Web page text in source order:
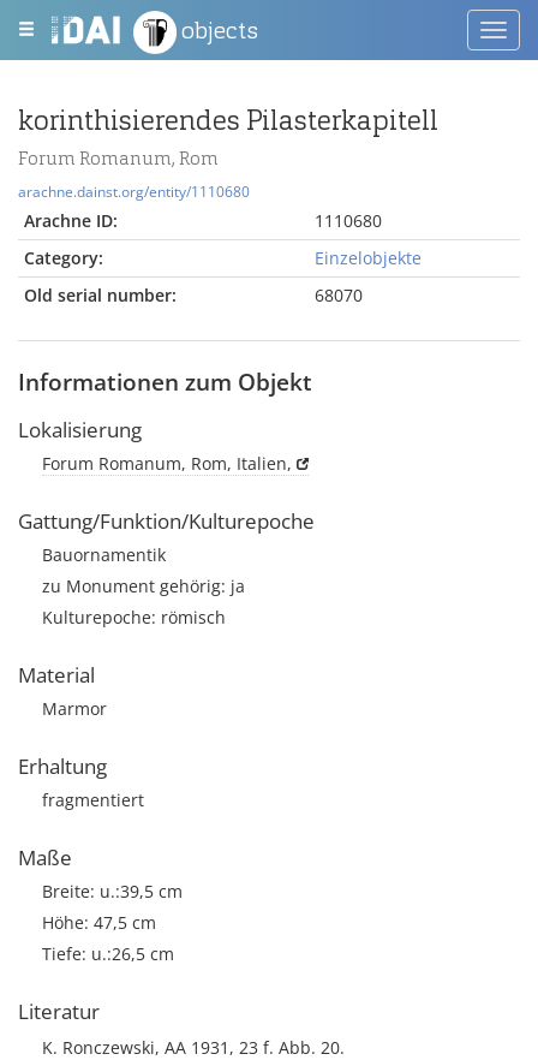
objects
korinthisierendes Pilasterkapitell
Forum Romanum, Rom
arachne.dainst.org/entity/1110680
Arachne ID:
1110680
Category:
Einzelobjekte
Old serial number:
68070
Informationen zum Objekt
Lokalisierung
Forum Romanum, Rom, Italien,
Gattung/Funktion/Kulturepoche
Bauornamentik
zu Monument gehörig: ja
Kulturepoche: römisch
Material
Marmor
Erhaltung
fragmentiert
Maße
Breite: u.:39,5 cm
Höhe: 47,5 cm
Tiefe: u.:26,5 cm
Literatur
K. Ronczewski, AA 1931, 23 f. Abb. 20.